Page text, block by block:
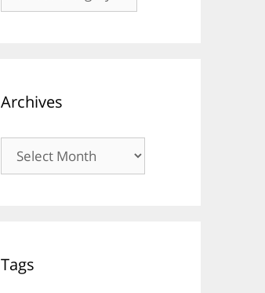
Archives
Archives
Tags